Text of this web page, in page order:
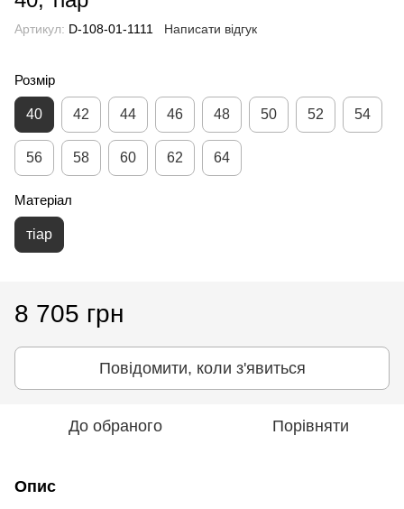
Артикул: D-108-01-1111 Написати відгук
Розмір
40 42 44 46 48 50 52 54
56 58 60 62 64
Матеріал
тіар
8 705 грн
Повідомити, коли з'явиться
До обраного Порівняти
Опис